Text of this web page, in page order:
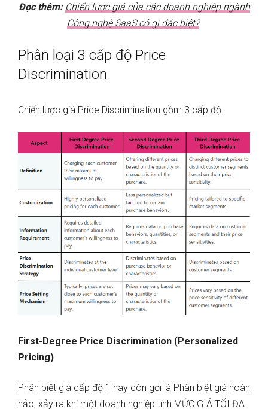
Đọc thêm: Chiến lược giá của các doanh nghiệp ngành
Công nghệ SaaS có gì đặc biệt?
Phân loại 3 cấp độ Price
Discrimination
Chiến lược giá Price Discrimination gồm 3 cấp độ:
First-Degree Price Discrimination (Personalized
Pricing)
Phân biệt giá cấp độ 1 hay còn gọi là Phân biệt giá hoàn
hảo, xảy ra khi một doanh nghiệp tính MỨC GIÁ TỐI ĐA